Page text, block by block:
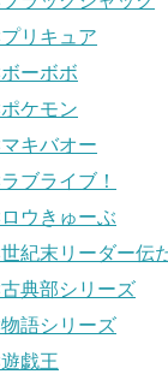
リキュア
ーボボ
ケモン
キバオー
ブライブ！
ウきゅーぶ
紀末リーダー伝
典部シリーズ
語シリーズ
戯王